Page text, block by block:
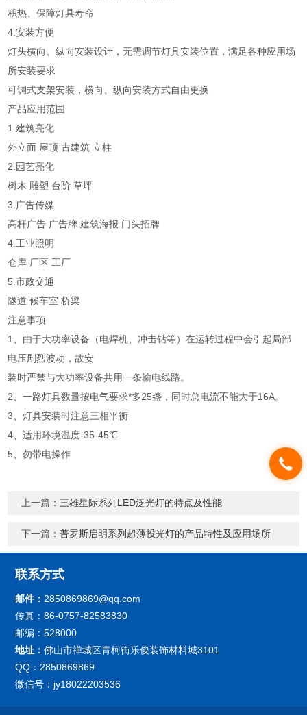
积热、保障灯具寿命
4.安装方便
灯头横向、纵向安装设计，无需调节灯具安装位置，满足各种应用场
所安装要求
可调式支架安装，横向、纵向安装方式自由更换
产品应用范围
1.建筑亮化
外立面 屋顶 古建筑 立柱
2.园艺亮化
树木 雕塑 台阶 草坪
3.广告传媒
高杆广告 广告牌 建筑海报 门头招牌
4.工业照明
仓库 厂区 工厂
5.市政交通
隧道 候车室 桥梁
注意事项
1、由于大功率设备（电焊机、冲击钻等）在运转过程中会引起局部
电压剧烈波动，故安
装时严禁与大功率设备共用一条输电线路。
2、一路灯具数量按电气要求*多25盏，同时总电流不能大于16A。
3、灯具安装时注意三相平衡
4、适用环境温度-35-45℃
5、勿带电操作
上一篇： 三雄星际系列LED泛光灯的特点及性能
下一篇：普罗斯启明系列超薄投光灯的产品特性及应用场所
联系方式
邮件： 2850869869@qq.com
传真：86-0757-82583830
邮编：528000
地址：佛山市禅城区青柯街乐俊装饰材料城3101
QQ：2850869869
微信号：jy18022203536